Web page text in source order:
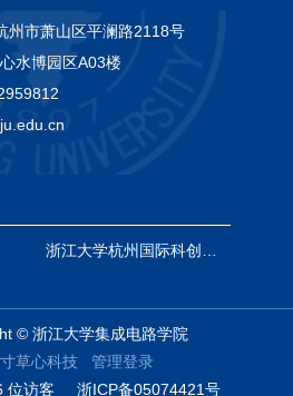
州市萧山区平澜路2118号
水博园区A03楼
© 浙江大学集成电路学院
寸草心科技
管理登录
位访客 浙ICP备05074421号